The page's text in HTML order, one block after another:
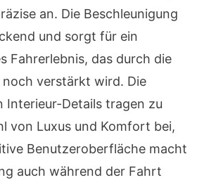
an. Die Beschleunigung
und sorgt für ein
Fahrerlebnis, das durch die
noch verstärkt wird. Die
Interieur-Details tragen zu
von Luxus und Komfort bei,
Benutzeroberfläche macht
auch während der Fahrt